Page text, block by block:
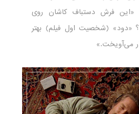
«این فرش دستباف کاشان روی
«دود» (شخصیت اول فیلم) بهتر
می‌آویخت.»